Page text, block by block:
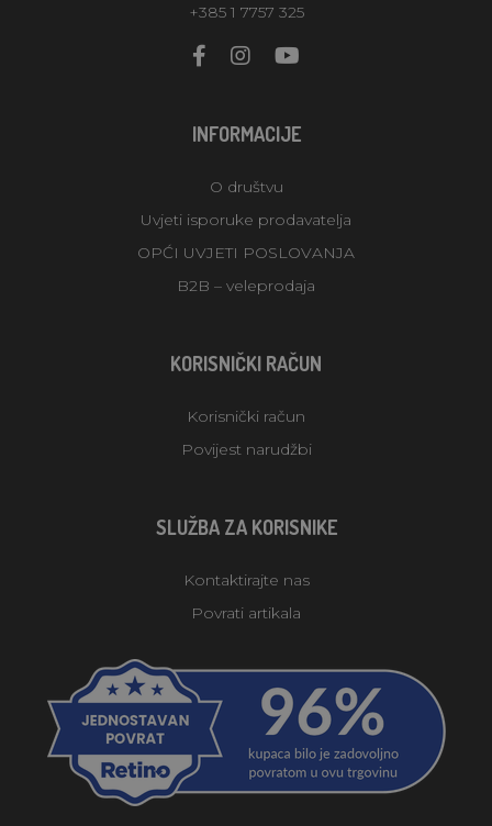
+385 1 7757 325
INFORMACIJE
O društvu
Uvjeti isporuke prodavatelja
OPĆI UVJETI POSLOVANJA
B2B – veleprodaja
KORISNIČKI RAČUN
Korisnički račun
Povijest narudžbi
SLUŽBA ZA KORISNIKE
Kontaktirajte nas
Povrati artikala